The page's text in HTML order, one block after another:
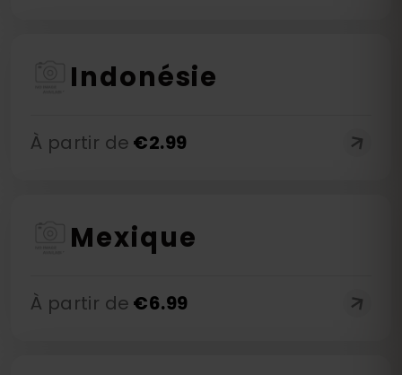
Indonésie
À partir de €2.99
Mexique
À partir de €6.99